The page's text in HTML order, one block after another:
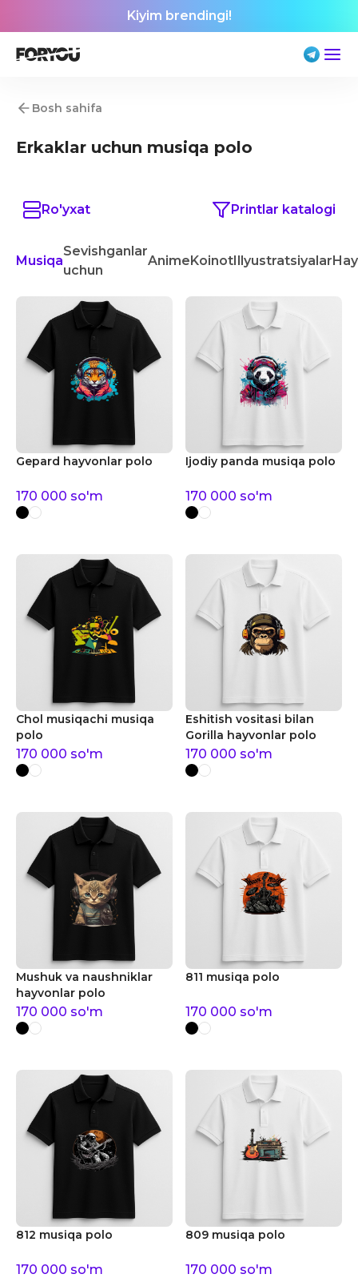
Kiyim brendingi!
Bosh sahifa
Erkaklar uchun musiqa polo
Ro'yxat Printlar katalogi
Musiqa
Sevishganlar
uchun
AnimeKoinotIllyustratsiyalar
Gepard hayvonlar polo
170 000 so'm
Ijodiy panda musiqa polo
170 000 so'm
Chol musiqachi musiqa
polo
170 000 so'm
Eshitish vositasi bilan
Gorilla hayvonlar polo
170 000 so'm
Mushuk va naushniklar
hayvonlar polo
170 000 so'm
811 musiqa polo
170 000 so'm
812 musiqa polo
170 000 so'm
809 musiqa polo
170 000 so'm